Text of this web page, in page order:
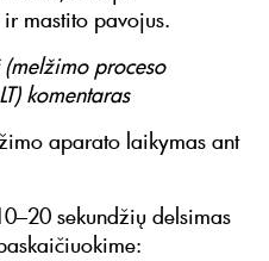
mastito pavojus.
(melžimo proceso
komentaras
aparato laikymas ant
sekundžių delsimas